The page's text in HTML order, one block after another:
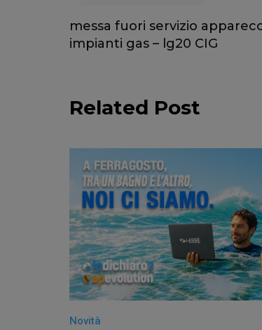
messa fuori servizio
impianti gas – lg20 CIG
Related Post
Novità